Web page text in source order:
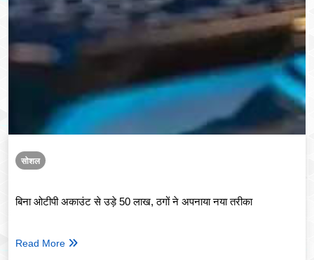
सोशल
बिना ओटीपी अकाउंट से उड़े 50 लाख, ठगों ने अपनाया नया तरीका
Read More